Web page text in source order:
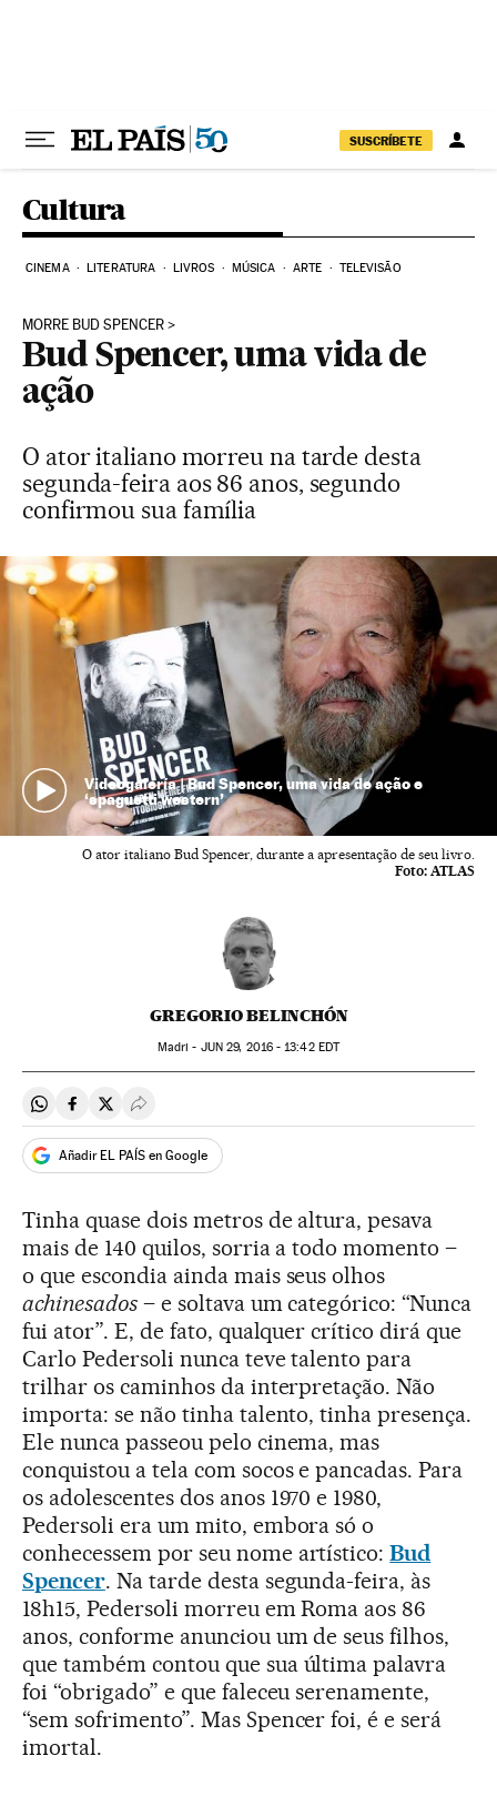
SUSCRÍBETE
Cultura
CINEMA LITERATURA LIVROS MÚSICA ARTE TELEVISÃO
MORRE BUD SPENCER
Bud Spencer, uma vida de
ação
O ator italiano morreu na tarde desta
segunda-feira aos 86 anos, segundo
confirmou sua família
Videogalería | Bud Spencer, uma vida de ação e
‘spaguetti western’
O ator italiano Bud Spencer, durante a apresentação de seu livro.
Foto: ATLAS
GREGORIO BELINCHÓN
Madri - JUN 29, 2016 - 13:42EDT
Compartir en Whatsapp
Compartir en Facebook
Compartir en Twitter
Desplegar Redes Sociales
Añadir EL PAÍS en Google
Tinha quase dois metros de altura, pesava
mais de 140 quilos, sorria a todo momento –
o que escondia ainda mais seus olhos
achinesados– e soltava um categórico: “Nunca
fui ator”. E, de fato, qualquer crítico dirá que
Carlo Pedersoli nunca teve talento para
trilhar os caminhos da interpretação. Não
importa: se não tinha talento, tinha presença.
Ele nunca passeou pelo cinema, mas
conquistou a tela com socos e pancadas. Para
os adolescentes dos anos 1970 e 1980,
Pedersoli era um mito, embora só o
conhecessem por seu nome artístico:Bud
Spencer. Na tarde desta segunda-feira, às
18h15, Pedersoli morreu em Roma aos 86
anos, conforme anunciou um de seus filhos,
que também contou que sua última palavra
foi “obrigado” e que faleceu serenamente,
“sem sofrimento”. Mas Spencer foi, é e será
imortal.